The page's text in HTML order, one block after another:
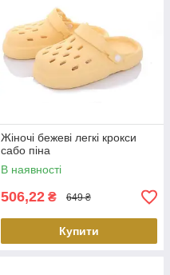
Жіночі бежеві легкі крокси
сабо піна
В наявності
506,22 ₴ 649 ₴
Купити